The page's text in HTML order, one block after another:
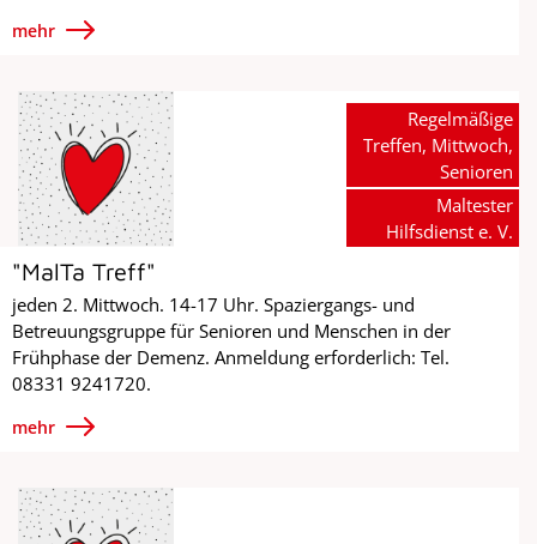
mehr
"MalTa Treff"
jeden 2. Mittwoch. 14-17 Uhr. Spaziergangs- und
Betreuungsgruppe für Senioren und Menschen in der
Frühphase der Demenz. Anmeldung erforderlich: Tel.
08331 9241720.
mehr
Regelmäßige
Treffen, Mittwoch,
Senioren
Maltester
Hilfsdienst e. V.